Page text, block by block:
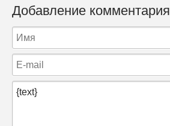
Добавление комментария